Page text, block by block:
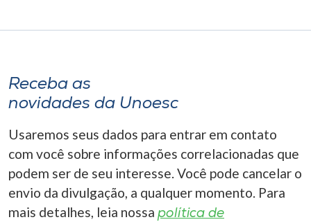
Receba as
novidades da Unoesc
Usaremos seus dados para entrar em contato
com você sobre informações correlacionadas que
podem ser de seu interesse. Você pode cancelar o
envio da divulgação, a qualquer momento. Para
mais detalhes, leia nossa política de